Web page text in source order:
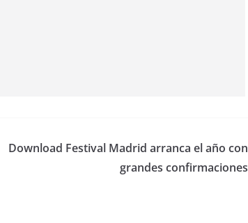
Download Festival Madrid arranca el año con
grandes confirmaciones